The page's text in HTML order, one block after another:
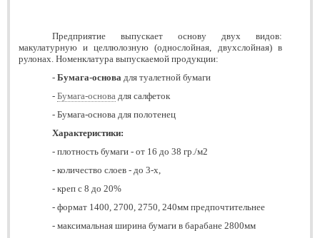
Предприятие выпускает основу двух видов:
макулатурную и целлюлозную (однослойная, двухслойная) в
рулонах. Номенклатура выпускаемой продукции:
- Бумага-основа для туалетной бумаги
-Бумага-основа для салфеток
- Бумага-основа для полотенец
Характеристики:
- плотность бумаги - от 16 до 38 гр./м2
- количество слоев - до 3-х,
- креп с 8 до 20%
- формат 1400, 2700, 2750, 240мм предпочтительнее
- максимальная ширина бумаги в барабане 2800мм